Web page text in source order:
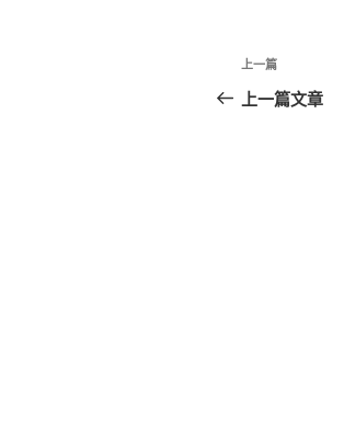
文
章
上
一
上一篇
上一篇文章